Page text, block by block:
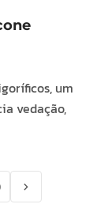
um
vedação,